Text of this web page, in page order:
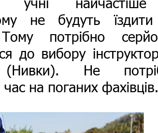
не будуть
потрібно
до вибору
(Нивки). Не
на поганих фахівців.